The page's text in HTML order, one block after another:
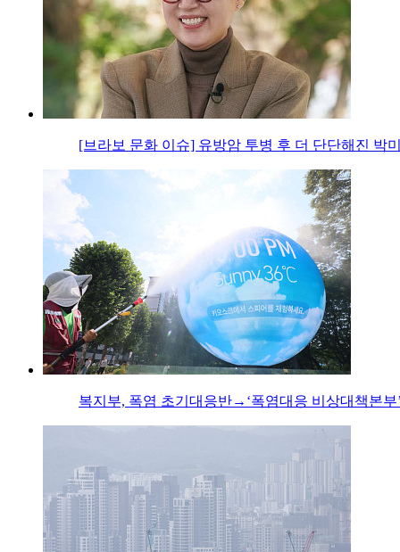
[브라보 문화 이슈] 유방암 투병 후 더 단단해진 박
복지부, 폭염 초기대응반→‘폭염대응 비상대책본부